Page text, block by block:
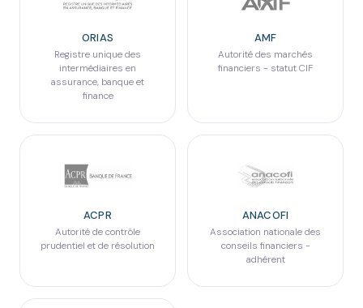
ORIAS
Registre unique des
intermédiaires en
assurance, banque et
finance
AMF
Autorité des marchés
financiers - statut CIF
ACPR
Autorité de contrôle
prudentiel et de résolution
ANACOFI
Association nationale des
conseils financiers -
adhérent